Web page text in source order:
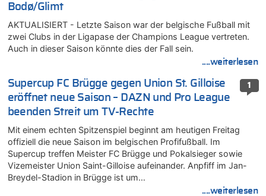
Bodø/Glimt
AKTUALISIERT - Letzte Saison war der belgische Fußball mit
zwei Clubs in der Ligapase der Champions League vertreten.
Auch in dieser Saison könnte dies der Fall sein.
....weiterlesen
1
Supercup FC Brügge gegen Union St. Gilloise
eröffnet neue Saison – DAZN und Pro League
beenden Streit um TV-Rechte
Mit einem echten Spitzenspiel beginnt am heutigen Freitag
offiziell die neue Saison im belgischen Profifußball. Im
Supercup treffen Meister FC Brügge und Pokalsieger sowie
Vizemeister Union Saint-Gilloise aufeinander. Anpfiff im Jan-
Breydel-Stadion in Brügge ist um…
....weiterlesen